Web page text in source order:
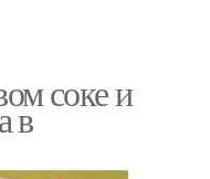
соке и
в